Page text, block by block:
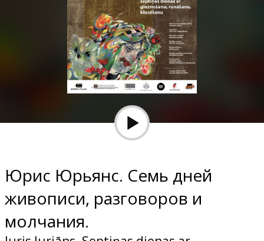
Мероприятия
Новости
Подарки
Клуб
Юрис Юрьянс. Семь дней
живописи, разговоров и
молчания.